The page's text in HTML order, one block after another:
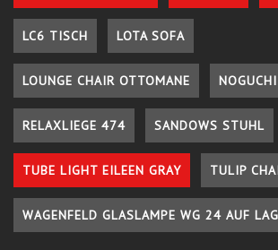
LC6 TISCH LOTA SOFA
LOUNGE CHAIR OTTOMANE
RELAXLIEGE 474 SANDOWS STUHL
TUBE LIGHT EILEEN GRAY TULIP
WAGENFELD GLASLAMPE WG 24 AUF